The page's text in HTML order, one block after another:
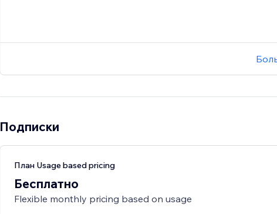
Подписки
План Usage based pricing
Бесплатно
Flexible monthly pricing based on usage